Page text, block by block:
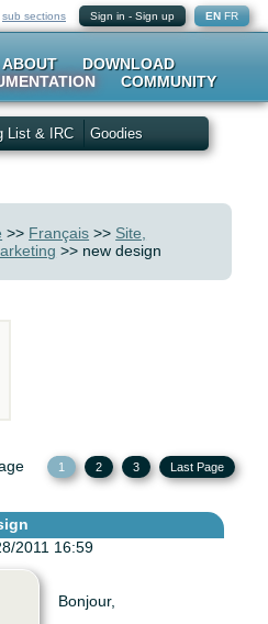
sub sections Sign in - Sign up EN FR
ABOUT
DOWNLOAD
COMMUNITY
List & IRC Goodies
>> Français >> Site,
>> new design
1 2 3 Last Page
2011 16:59
Bonjour,